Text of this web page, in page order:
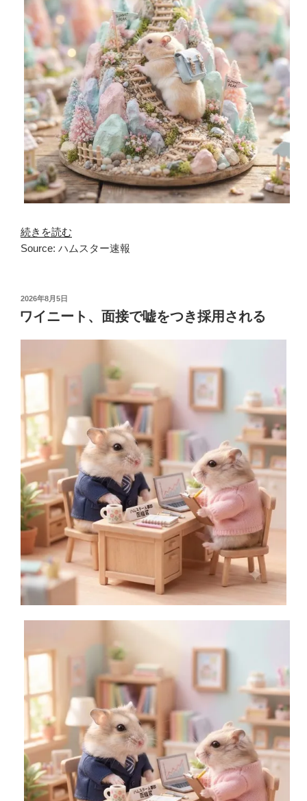
続きを読む
Source: ハムスター速報
投
稿
日:
2026年8月5日
ワイニート、面接で嘘をつき採用される